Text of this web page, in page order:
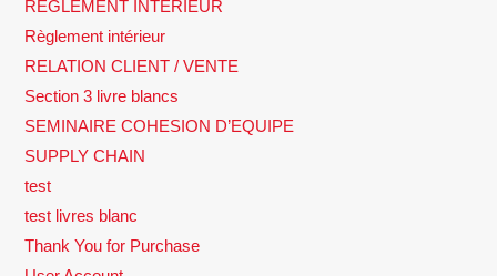
RÈGLEMENT INTÉRIEUR
Règlement intérieur
RELATION CLIENT / VENTE
Section 3 livre blancs
SEMINAIRE COHESION D’EQUIPE
SUPPLY CHAIN
test
test livres blanc
Thank You for Purchase